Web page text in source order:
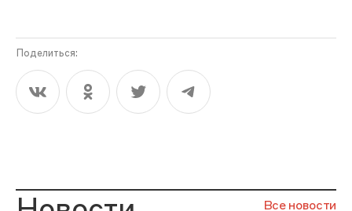
Поделиться:
Все новости